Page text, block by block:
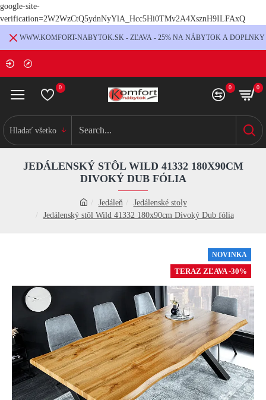
google-site-
verification=2W2WzCtQ5ydnNyYlA_Hcc5Hi0TMv2A4XsznH9ILFAxQ
WWW.KOMFORT-NABYTOK.SK - ZĽAVA - 25% NA NÁBYTOK A DOPLNKY
0 0 0
Hladať všetko
Jedáleň
Jedálenské stoly
Jedálenský stôl Wild 41332 180x90cm Divoký Dub fólia
JEDÁLENSKÝ STÔL WILD 41332 180X90CM
DIVOKÝ DUB FÓLIA
NOVINKA
TERAZ ZĽAVA -30%